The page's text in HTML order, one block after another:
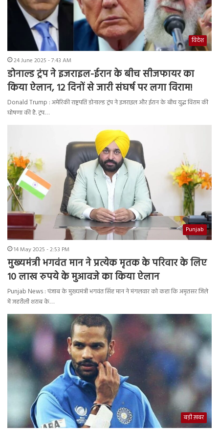
विदेश
24 June 2025 - 7:43 AM
डोनाल्ड ट्रंप ने इजराइल-ईरान के बीच सीजफायर का
किया ऐलान, 12 दिनों से जारी संघर्ष पर लगा विराम!
Donald Trump : अमेरिकी राष्ट्रपति डोनाल्ड ट्रंप ने इजराइल और ईरान के बीच युद्ध विराम की
घोषणा की है. ट्रंप…
Punjab
14 May 2025 - 2:53 PM
मुख्यमंत्री भगवंत मान ने प्रत्येक मृतक के परिवार के लिए
10 लाख रुपये के मुआवजे का किया ऐलान
Punjab News : पंजाब के मुख्यमंत्री भगवंत सिंह मान ने मंगलवार को कहा कि अमृतसर जिले
में जहरीली शराब के…
बड़ी ख़बर